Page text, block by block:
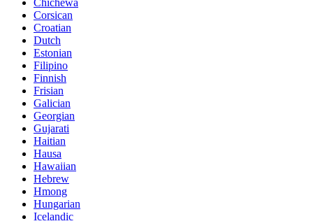
Chichewa
Corsican
Croatian
Dutch
Estonian
Filipino
Finnish
Frisian
Galician
Georgian
Gujarati
Haitian
Hausa
Hawaiian
Hebrew
Hmong
Hungarian
Icelandic